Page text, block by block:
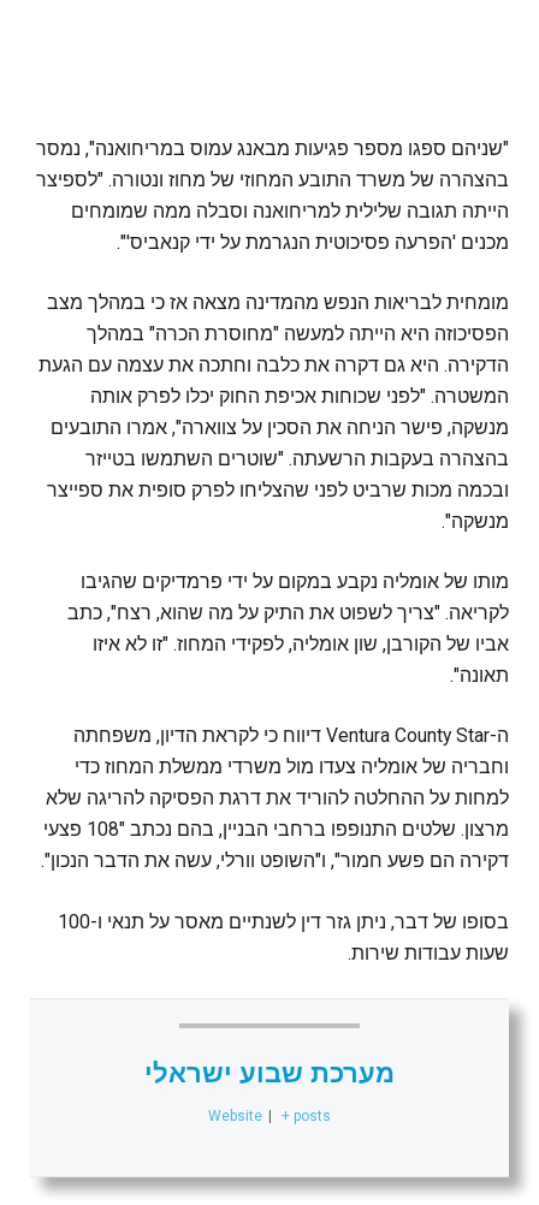
"שניהם ספגו מספר פגיעות מבאנג עמוס במריחואנה", נמסר
בהצהרה של משרד התובע המחוזי של מחוז ונטורה. "לספיצר
הייתה תגובה שלילית למריחואנה וסבלה ממה שמומחים
מכנים 'הפרעה פסיכוטית הנגרמת על ידי קנאביס'".
מומחית לבריאות הנפש מהמדינה מצאה אז כי במהלך מצב
הפסיכוזה היא הייתה למעשה "מחוסרת הכרה" במהלך
הדקירה. היא גם דקרה את כלבה וחתכה את עצמה עם הגעת
המשטרה. "לפני שכוחות אכיפת החוק יכלו לפרק אותה
מנשקה, פישר הניחה את הסכין על צווארה", אמרו התובעים
בהצהרה בעקבות הרשעתה. "שוטרים השתמשו בטייזר
ובכמה מכות שרביט לפני שהצליחו לפרק סופית את ספייצר
מנשקה".
מותו של אומליה נקבע במקום על ידי פרמדיקים שהגיבו
לקריאה. "צריך לשפוט את התיק על מה שהוא, רצח", כתב
אביו של הקורבן, שון אומליה, לפקידי המחוז. "זו לא איזו
תאונה".
ה-Ventura County Star דיווח כי לקראת הדיון, משפחתה
וחבריה של אומליה צעדו מול משרדי ממשלת המחוז כדי
למחות על ההחלטה להוריד את דרגת הפסיקה להריגה שלא
מרצון. שלטים התנופפו ברחבי הבניין, בהם נכתב "108 פצעי
דקירה הם פשע חמור", ו"השופט וורלי, עשה את הדבר הנכון".
בסופו של דבר, ניתן גזר דין לשנתיים מאסר על תנאי ו-100
שעות עבודות שירות.
מערכת שבוע ישראלי
Website | + posts